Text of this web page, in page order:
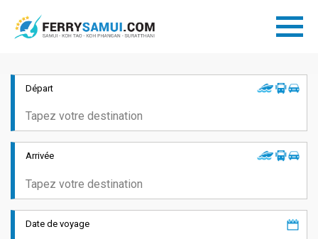
Départ
Arrivée
Date de voyage